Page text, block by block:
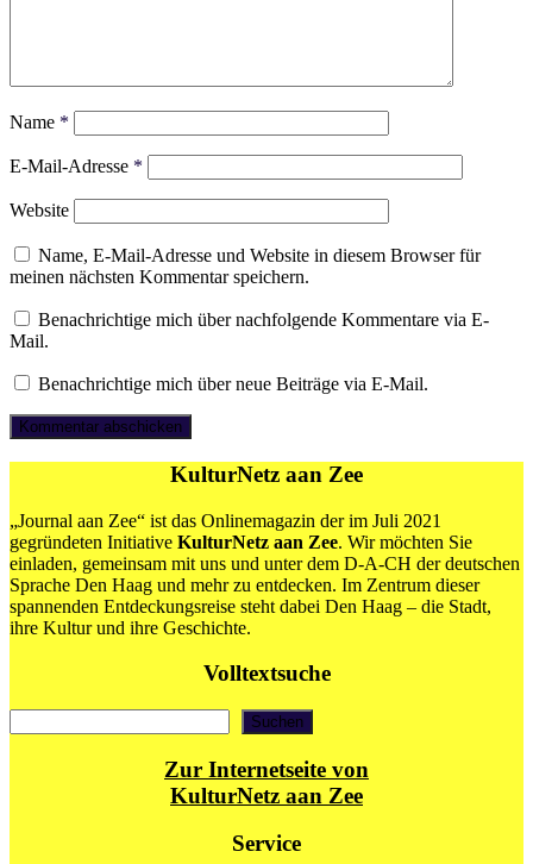
Name *
E-Mail-Adresse *
Website
Name, E-Mail-Adresse und Website in diesem Browser für
meinen nächsten Kommentar speichern.
Benachrichtige mich über nachfolgende Kommentare via E-
Mail.
Benachrichtige mich über neue Beiträge via E-Mail.
KulturNetz aan Zee
„Journal aan Zee“ ist das Onlinemagazin der im Juli 2021
gegründeten Initiative KulturNetz aan Zee. Wir möchten Sie
einladen, gemeinsam mit uns und unter dem D-A-CH der deutschen
Sprache Den Haag und mehr zu entdecken. Im Zentrum dieser
spannenden Entdeckungsreise steht dabei Den Haag – die Stadt,
ihre Kultur und ihre Geschichte.
Volltextsuche
Suchen
Zur Internetseite von
KulturNetz aan Zee
Service